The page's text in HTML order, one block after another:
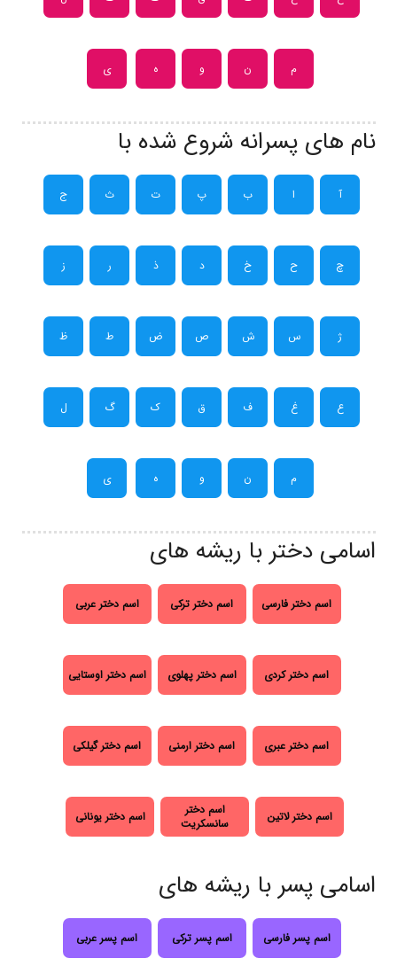
م ن و ه ی
نام های پسرانه شروع شده با
آ ا ب پ ت ث ج
چ ح خ د ذ ر ز
ژ س ش ص ض ط ظ
ع غ ف ق ک گ ل
م ن و ه ی
اسامی دختر با ریشه های
اسم دختر فارسی اسم دختر ترکی اسم دختر عربی
اسم دختر کردی اسم دختر پهلوی اسم دختر اوستایی
اسم دختر عبری اسم دختر ارمنی اسم دختر گیلکی
اسم دختر لاتین
اسم دختر
سانسکریت
اسم دختر یونانی
اسامی پسر با ریشه های
اسم پسر فارسی اسم پسر ترکی اسم پسر عربی